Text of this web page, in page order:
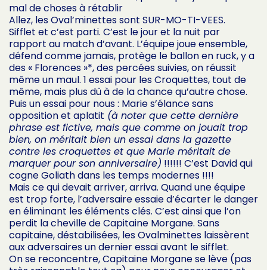
mal de choses à rétablir
Allez, les Oval’minettes sont SUR-MO-TI-VEES.
Sifflet et c’est parti. C’est le jour et la nuit par
rapport au match d’avant. L’équipe joue ensemble,
défend comme jamais, protège le ballon en ruck, y a
des « Florences »*, des percées suivies, on réussit
même un maul. 1 essai pour les Croquettes, tout de
même, mais plus dû à de la chance qu’autre chose.
Puis un essai pour nous : Marie s’élance sans
opposition et aplatit (à noter que cette dernière
phrase est fictive, mais que comme on jouait trop
bien, on méritait bien un essai dans la gazette
contre les croquettes et que Marie méritait de
marquer pour son anniversaire) !!!!!! C’est David qui
cogne Goliath dans les temps modernes !!!!
Mais ce qui devait arriver, arriva. Quand une équipe
est trop forte, l’adversaire essaie d’écarter le danger
en éliminant les éléments clés. C’est ainsi que l’on
perdit la cheville de Capitaine Morgane. Sans
capitaine, déstabilisées, les Ovalminettes laissèrent
aux adversaires un dernier essai avant le sifflet.
On se reconcentre, Capitaine Morgane se lève (pas